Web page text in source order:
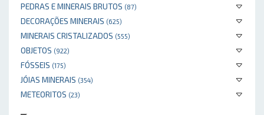
PEDRAS E MINERAIS BRUTOS (87)
DECORAÇÕES MINERAIS (625)
MINERAIS CRISTALIZADOS (555)
OBJETOS (922)
FÓSSEIS (175)
JÓIAS MINERAIS (354)
METEORITOS (23)